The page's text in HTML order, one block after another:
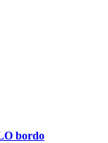
bordo